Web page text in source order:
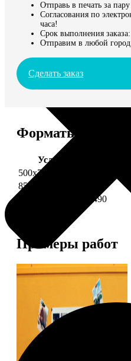
Отправь в печать за
Согласования по
часа!
Срок выполнения
Отправим в любой
Сделать заказ
Форматы и цены
Услуга
500х700 глянец
850х600 глянец
5490
Примеры работ